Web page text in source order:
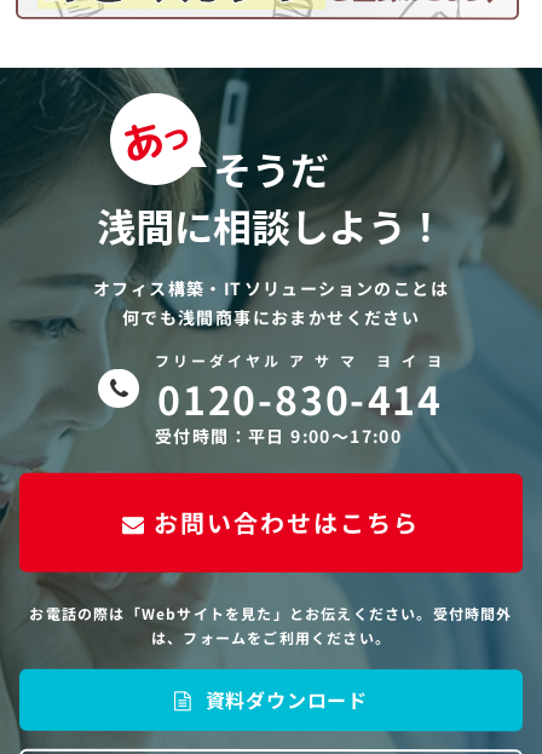
そうだ
浅間に相談しよう！
オフィス構築・ITソリューションのことは
何でも浅間商事におまかせください
フリーダイヤル ア サ マ ヨ イ ヨ
0120-830-414
受付時間：平日 9:00〜17:00
お問い合わせはこちら
お電話の際は「Webサイトを見た」とお伝えください。受付時間外
は、フォームをご利用ください。
資料ダウンロード